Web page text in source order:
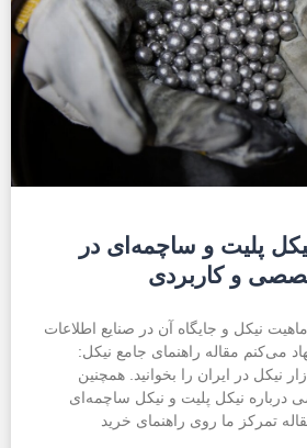
پلیت و ساچمه‌ای در
و کاربردی
ماهیت نیکل و جایگاه آن در صنایع اطلاعات
می‌کنم مقاله راهنمای جامع نیکل:
نیکل در ایران را بخوانید. همچنین
نیکل پلیت و نیکل ساچمه‌ای
تمرکز ما روی راهنمای خرید